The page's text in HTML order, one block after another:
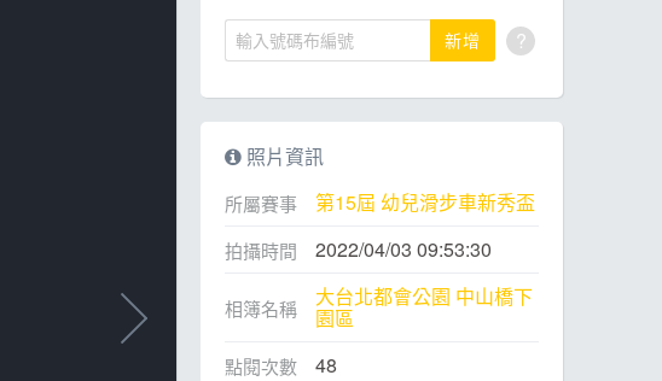
新增 ?
照片資訊
所屬賽事 第15屆 幼兒滑步車新秀盃
拍攝時間 2022/04/03 09:53:30
相簿名稱 大台北都會公園 中山橋下
園區
點閱次數 48